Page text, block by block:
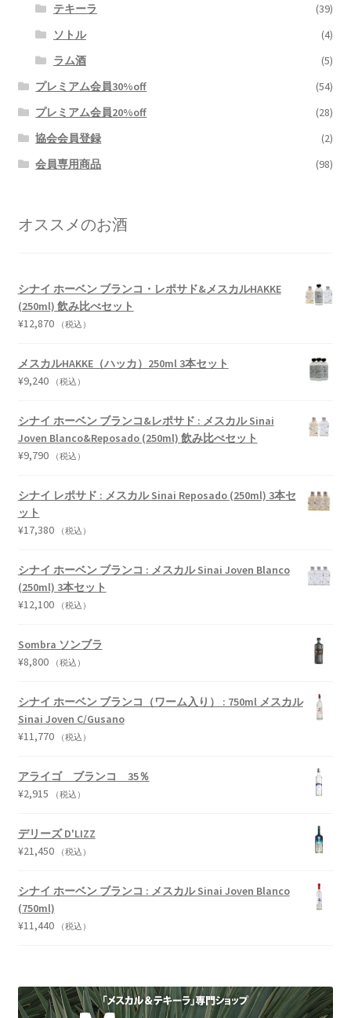
テキーラ
(39)
ソトル
(4)
ラム酒
(5)
プレミアム会員30%off
(54)
プレミアム会員20%off
(28)
協会会員登録
(2)
会員専用商品
(98)
オススメのお酒
シナイ ホーベン ブランコ・レポサド&メスカルHAKKE
(250ml) 飲み比べセット
¥12,870 （税込）
メスカルHAKKE（ハッカ）250ml 3本セット
¥9,240 （税込）
シナイ ホーベン ブランコ&レポサド : メスカル Sinai
Joven Blanco&Reposado (250ml) 飲み比べセット
¥9,790 （税込）
シナイ レポサド : メスカル Sinai Reposado (250ml) 3本セ
ット
¥17,380 （税込）
シナイ ホーベン ブランコ : メスカル Sinai Joven Blanco
(250ml) 3本セット
¥12,100 （税込）
Sombra ソンブラ
¥8,800 （税込）
シナイ ホーベン ブランコ（ワーム入り） : 750ml メスカル
Sinai Joven C/Gusano
¥11,770 （税込）
アライゴ ブランコ 35％
¥2,915 （税込）
デリーズ D'LIZZ
¥21,450 （税込）
シナイ ホーベン ブランコ : メスカル Sinai Joven Blanco
(750ml)
¥11,440 （税込）